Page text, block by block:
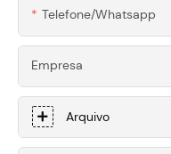
Telefone/whatsapp
Empresa
Arquivo